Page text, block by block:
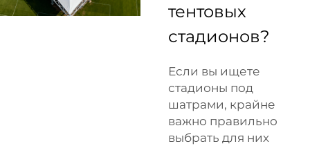
тентовых
стадионов?
Если вы ищете
стадионы под
шатрами, крайне
важно правильно
выбрать для них